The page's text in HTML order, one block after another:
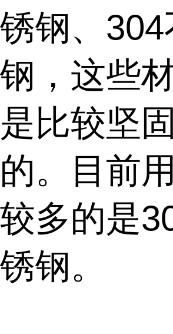
锈钢、304
钢，这些
是比较坚
的。目前
较多的是
锈钢。